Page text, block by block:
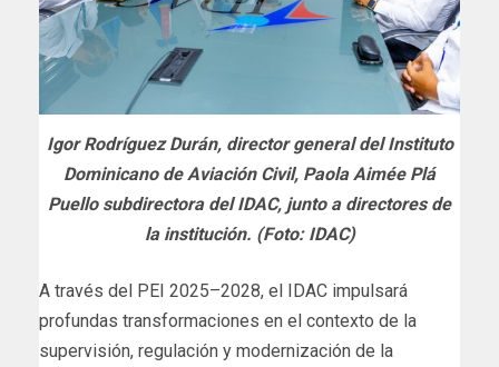
Igor Rodríguez Durán, director general del Instituto
Dominicano de Aviación Civil, Paola Aimée Plá
Puello subdirectora del IDAC, junto a directores de
la institución. (Foto: IDAC)
A través del PEI 2025–2028, el IDAC impulsará
profundas transformaciones en el contexto de la
supervisión, regulación y modernización de la